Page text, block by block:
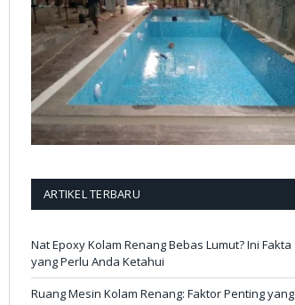
ARTIKEL TERBARU
Nat Epoxy Kolam Renang Bebas Lumut? Ini Fakta
yang Perlu Anda Ketahui
Ruang Mesin Kolam Renang: Faktor Penting yang